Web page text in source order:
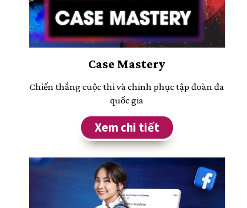
Xem chi tiết
Case Mastery
Chiến thắng cuộc thi và chinh phục tập đoàn đa
quốc gia